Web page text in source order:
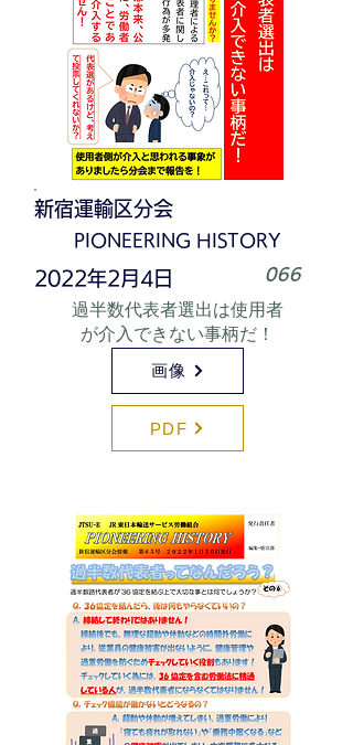
新宿運輸区分会
PIONEERING HISTORY
2022年2月4日 066
過半数代表者選出は使用者
が介入できない事柄だ！
画像
PDF